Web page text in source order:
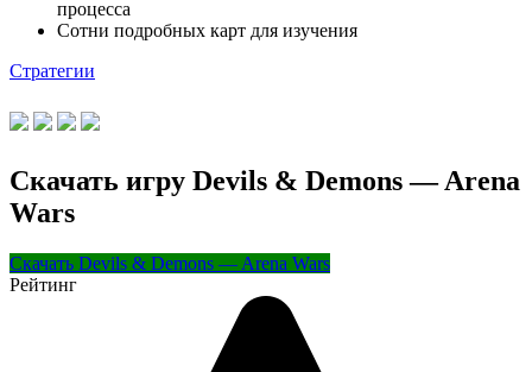
процесса
Сотни подробных карт для изучения
Стратегии
Скачать игру Devils & Demons — Arena
Wars
Скачать Devils & Demons — Arena Wars
Рейтинг